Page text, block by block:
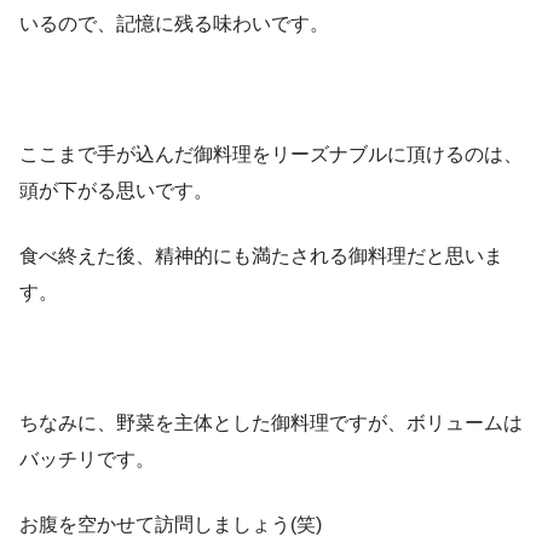
いるので、記憶に残る味わいです。
ここまで手が込んだ御料理をリーズナブルに頂けるのは、
頭が下がる思いです。
食べ終えた後、精神的にも満たされる御料理だと思いま
す。
ちなみに、野菜を主体とした御料理ですが、ボリュームは
バッチリです。
お腹を空かせて訪問しましょう(笑)